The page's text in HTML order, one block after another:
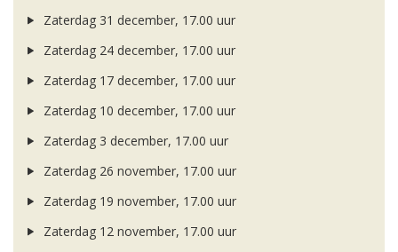
Zaterdag 31 december, 17.00 uur
Zaterdag 24 december, 17.00 uur
Zaterdag 17 december, 17.00 uur
Zaterdag 10 december, 17.00 uur
Zaterdag 3 december, 17.00 uur
Zaterdag 26 november, 17.00 uur
Zaterdag 19 november, 17.00 uur
Zaterdag 12 november, 17.00 uur